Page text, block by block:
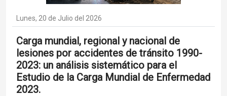
Lunes, 20 de Julio del 2026
Carga mundial, regional y nacional de
lesiones por accidentes de tránsito 1990-
2023: un análisis sistemático para el
Estudio de la Carga Mundial de Enfermedad
2023.